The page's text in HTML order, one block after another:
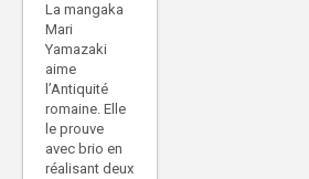
La mangaka
Mari
Yamazaki
aime
l’Antiquité
romaine. Elle
le prouve
avec brio en
réalisant deux